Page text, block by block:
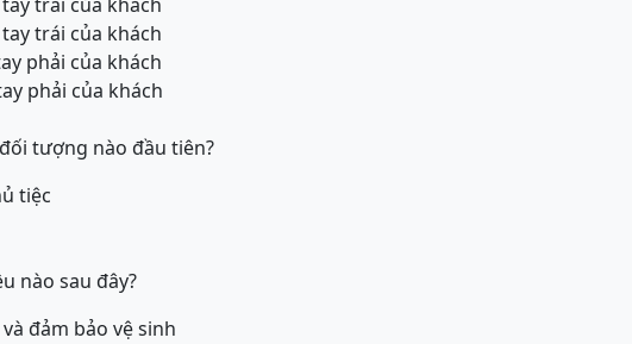
trái của khách
phải của khách
phải của khách
tượng nào đầu tiên?
tiệc
nào sau đây?
đảm bảo vệ sinh